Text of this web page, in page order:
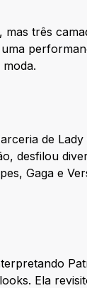
três
de
desfilou
Gaga e
Ela